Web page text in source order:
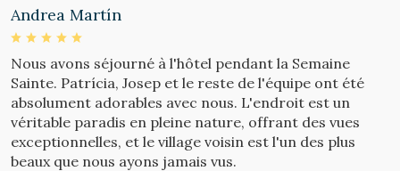
Andrea Martín
Nous avons séjourné à l'hôtel pendant la Semaine
Sainte. Patrícia, Josep et le reste de l'équipe ont été
absolument adorables avec nous. L'endroit est un
véritable paradis en pleine nature, offrant des vues
exceptionnelles, et le village voisin est l'un des plus
beaux que nous ayons jamais vus.